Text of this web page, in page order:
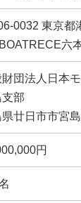
0032 東京都
六
団法人日本
部
県廿日市市宮
円